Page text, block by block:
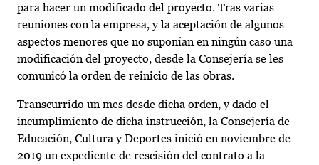
para hacer un modificado del proyecto. Tras varias
reuniones con la empresa, y la aceptación de algunos
aspectos menores que no suponían en ningún caso una
modificación del proyecto, desde la Consejería se les
comunicó la orden de reinicio de las obras.
Transcurrido un mes desde dicha orden, y dado el
incumplimiento de dicha instrucción, la Consejería de
Educación, Cultura y Deportes inició en noviembre de
2019 un expediente de rescisión del contrato a la